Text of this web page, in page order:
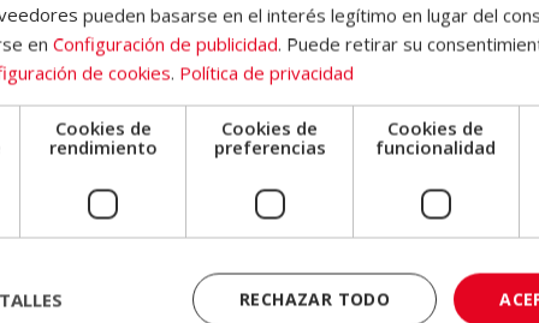
cantidad
encontrará información sobre la metodología de aprendizaje, la
Virtual, qué hacer una vez el alumno haya finalizado e
el alumno dispondrá de un servicio de clases en directo.
flexibilidad para que los participantes puedan adaptar su
estimada es de hasta un año, con la posibilidad de prórrogas si
pueden basarse en el interés legítimo en lugar del
en Configuración de publicidad. Puede retirar su
de cookies. Política de privacidad
Cookies de
rendimiento
Cookies de
preferencias
Cookies de
funcionalidad
RECHAZAR TODO